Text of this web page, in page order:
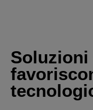
Soluzioni